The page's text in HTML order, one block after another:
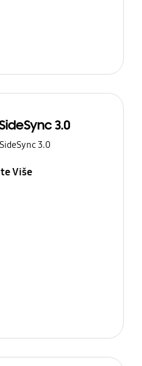
3.0
3.0
Više